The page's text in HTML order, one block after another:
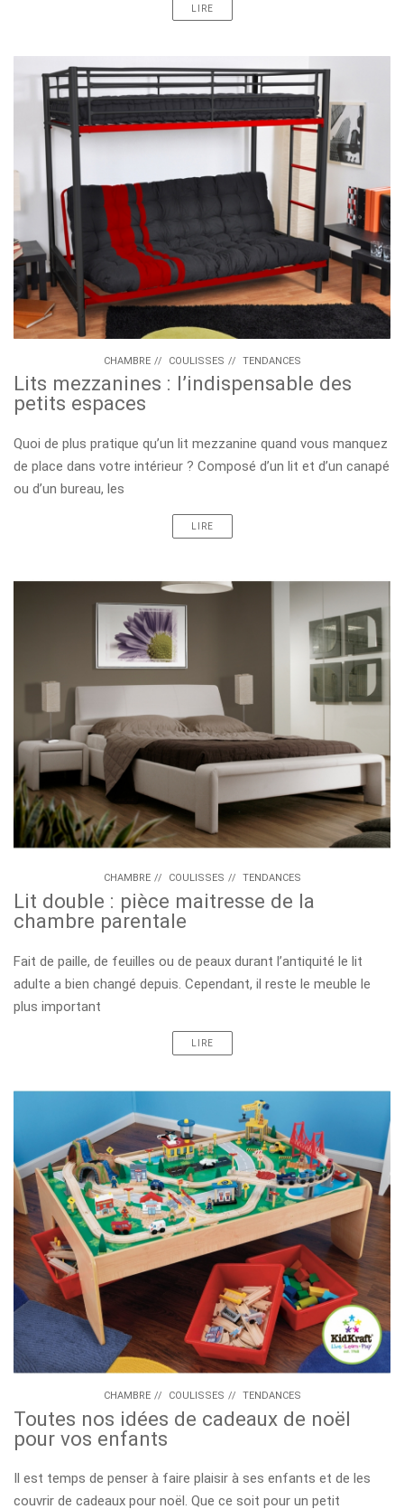
LIRE
CHAMBRE // COULISSES // TENDANCES
Lits mezzanines : l’indispensable des
petits espaces
Quoi de plus pratique qu’un lit mezzanine quand vous manquez
de place dans votre intérieur ? Composé d’un lit et d’un canapé
ou d’un bureau, les
LIRE
CHAMBRE // COULISSES // TENDANCES
Lit double : pièce maitresse de la
chambre parentale
Fait de paille, de feuilles ou de peaux durant l’antiquité le lit
adulte a bien changé depuis. Cependant, il reste le meuble le
plus important
LIRE
CHAMBRE // COULISSES // TENDANCES
Toutes nos idées de cadeaux de noël
pour vos enfants
Il est temps de penser à faire plaisir à ses enfants et de les
couvrir de cadeaux pour noël. Que ce soit pour un petit